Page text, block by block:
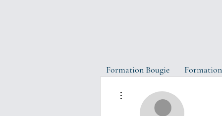
Formation Bougie